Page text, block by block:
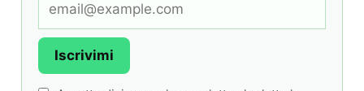
Iscrivimi